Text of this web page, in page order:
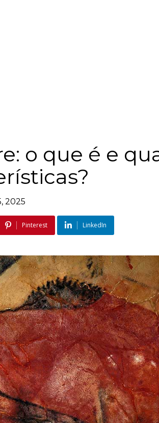
o que é e
2025
Pinterest LinkedIn